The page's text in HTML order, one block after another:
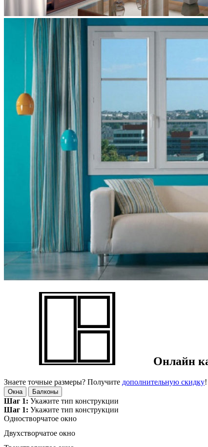
Онлайн
Знаете точные размеры? Получите дополнительную скидку!
Окна Балконы
Шаг 1: Укажите тип конструкции
Шаг 1: Укажите тип конструкции
Одноствор­чатое окно
Двухствор­чатое окно